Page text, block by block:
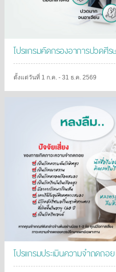
โปรแกรมคัดกรองอาการปวดศีร
ตั้งแต่วันที่ 1 ก.ค. - 31 ธ.ค. 2569
โปรแกรมประเมินความจำถดถอ